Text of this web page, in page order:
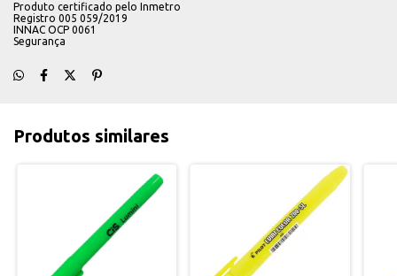
Produto certificado pelo Inmetro
Registro 005 059/2019
INNAC OCP 0061
Segurança
Produtos similares